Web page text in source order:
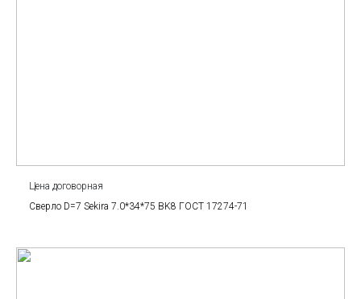
Цена договорная
Сверло D=7 Sekira 7.0*34*75 BK8 ГОСТ 17274-71